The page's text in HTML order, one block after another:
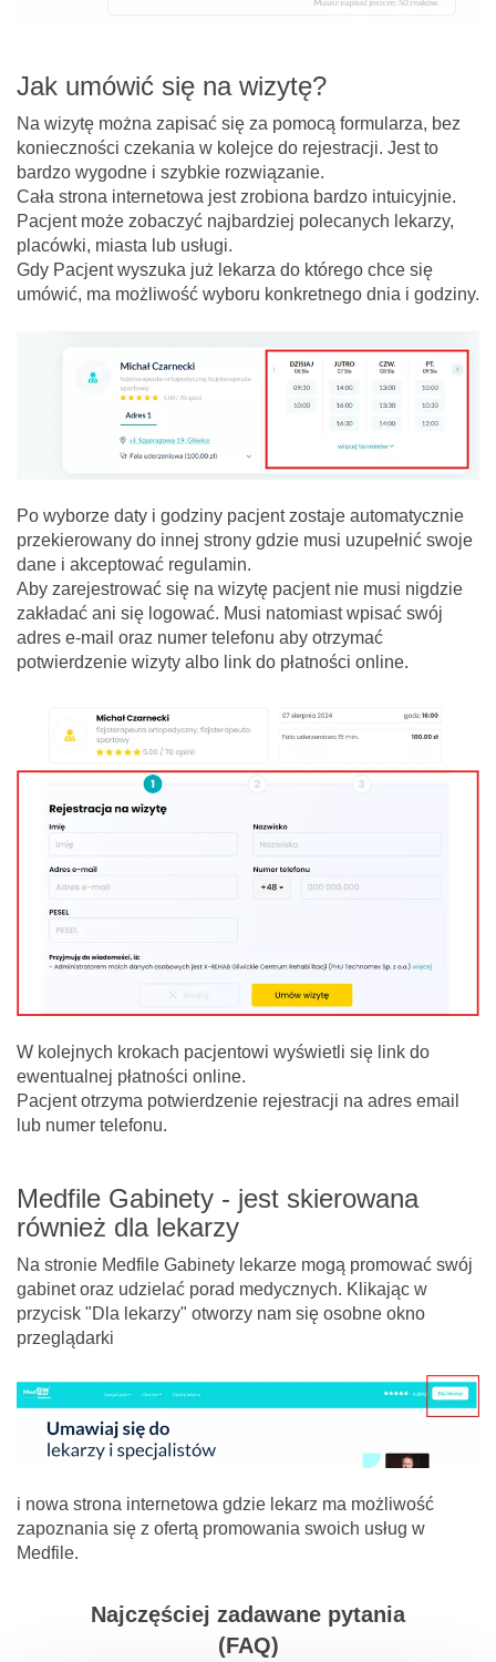
Jak umówić się na wizytę?
Na wizytę można zapisać się za pomocą formularza, bez
konieczności czekania w kolejce do rejestracji. Jest to
bardzo wygodne i szybkie rozwiązanie.
Cała strona internetowa jest zrobiona bardzo intuicyjnie.
Pacjent może zobaczyć najbardziej polecanych lekarzy,
placówki, miasta lub usługi.
Gdy Pacjent wyszuka już lekarza do którego chce się
umówić, ma możliwość wyboru konkretnego dnia i godziny.
Po wyborze daty i godziny pacjent zostaje automatycznie
przekierowany do innej strony gdzie musi uzupełnić swoje
dane i akceptować regulamin.
Aby zarejestrować się na wizytę pacjent nie musi nigdzie
zakładać ani się logować. Musi natomiast wpisać swój
adres e-mail oraz numer telefonu aby otrzymać
potwierdzenie wizyty albo link do płatności online.
W kolejnych krokach pacjentowi wyświetli się link do
ewentualnej płatności online.
Pacjent otrzyma potwierdzenie rejestracji na adres email
lub numer telefonu.
Medfile Gabinety - jest skierowana
również dla lekarzy
Na stronie Medfile Gabinety lekarze mogą promować swój
gabinet oraz udzielać porad medycznych. Klikając w
przycisk "Dla lekarzy" otworzy nam się osobne okno
przeglądarki
i nowa strona internetowa gdzie lekarz ma możliwość
zapoznania się z ofertą promowania swoich usług w
Medfile.
Najczęściej zadawane pytania
(FAQ)